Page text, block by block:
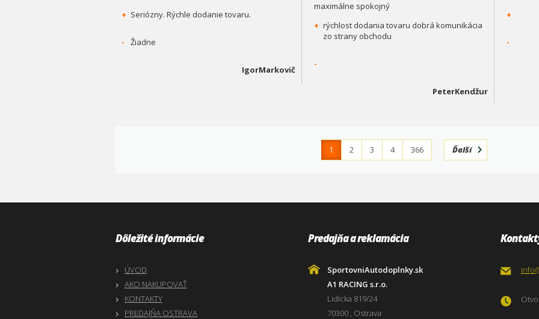
+ Seriózny. Rýchle dodanie tovaru.
- Žiadne
IgorMarkovič
maximálne spokojný
+ rýchlost dodania tovaru dobrá komunikácia
zo strany obchodu
-
PeterKendžur
+
-
1 2 3 4 366 Ďalší
Dôležité informácie
ÚVOD
AKO NAKUPOVAŤ
KONTAKTY
PREDAJŇA OSTRAVA
Predajňa a reklamácia
SportovniAutodoplnky.sk
A1 RACING s.r.o.
Lidicka 819/24
70300 , Ostrava